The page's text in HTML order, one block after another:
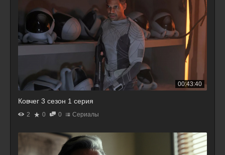
00:43:40
Ковчег 3 сезон 1 серия
2 0 0 Сериалы